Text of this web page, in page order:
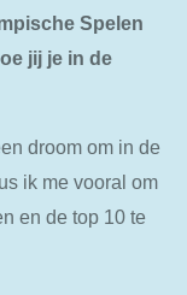
Spelen
jij je in de
droom om in de
ik me vooral om
en de top 10 te